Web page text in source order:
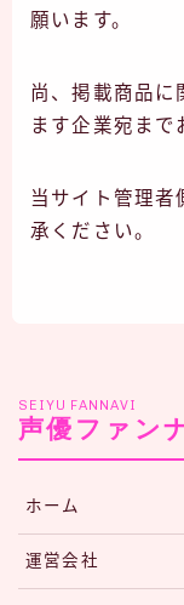
願います。
尚、掲載商品に
ます企業宛まで
当サイト管理者
承ください。
SEIYU FANNAVI
声優ファン
ホーム
運営会社